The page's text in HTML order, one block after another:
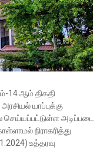
14 ஆம் திகதி
யாப்புக்கு
அடிப்படை
நிராகரித்து
உத்தரவு